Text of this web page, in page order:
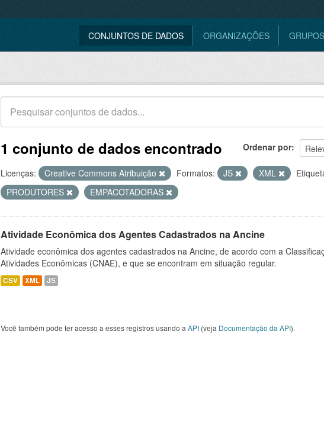
CONJUNTOS DE DADOS ORGANIZAÇÕES GRUPOS
Ordenar por
1 conjunto de dados encontrado
Licenças: Creative Commons Atribuição Formatos: JS XML
PRODUTORES
EMPACOTADORAS
Atividade Econômica dos Agentes Cadastrados na Ancine
Atividade econômica dos agentes cadastrados na Ancine, de acordo com a
Atividades Econômicas (CNAE), e que se encontram em situação regular.
CSV XML JS
Você também pode ter acesso a esses registros usando a API (veja Documentação da API).